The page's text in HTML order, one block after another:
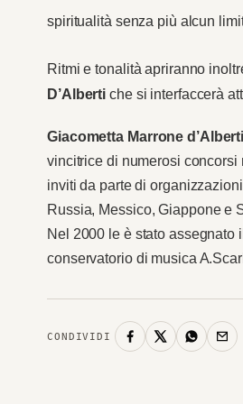
spiritualità senza più alcun
Ritmi e tonalità apriranno
D’Albertiche si interfaccerà
Giacometta Marrone d’Alberti
vincitrice di numerosi
inviti da parte di
Russia, Messico, Giappone e
Nel 2000 le è stato assegnato
conservatorio di musica
CONDIVIDI